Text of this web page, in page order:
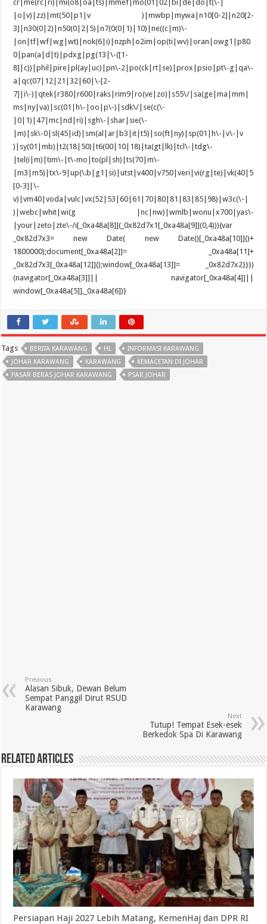
Tags BERITA KARAWANG HL
INFORMASI KARAWANG
JOHAR KARAWANG
KARAWANG
KEMACETAN DI JOHAR
PASAR BERAS JOHAR KARAWANG
PSAR JOHAR
Previous
Alasan Sibuk, Dewan Belum
Sempat Panggil Dirut RSUD
Karawang
Next
Tutup! Tempat Esek-esek
Berkedok Spa Di Karawang
Related Articles
Persiapan Haji 2027 Lebih Matang, KemenHaj dan DPR RI